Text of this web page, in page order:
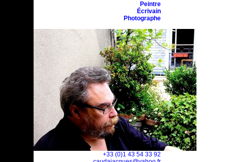
Peintre
Écrivain
Photographe
+33 (0)1 43 54 33 92